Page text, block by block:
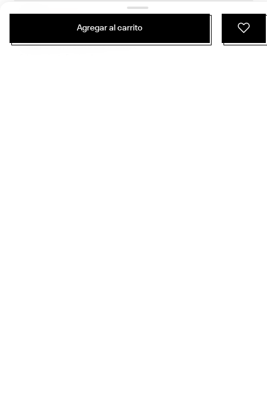
Gorra Training | Tr Baseb Cap Ii | Unisex
Agregar al carrito